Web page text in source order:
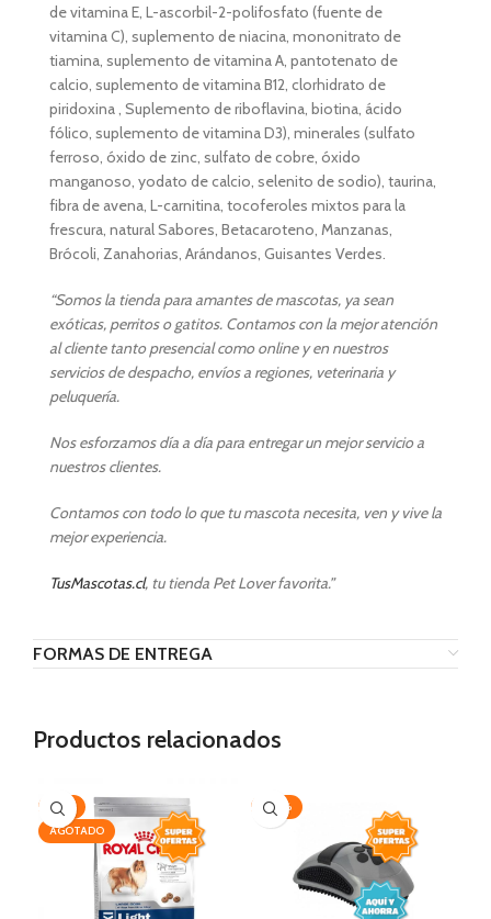
de vitamina E, L-ascorbil-2-polifosfato (fuente de
vitamina C), suplemento de niacina, mononitrato de
tiamina, suplemento de vitamina A, pantotenato de
calcio, suplemento de vitamina B12, clorhidrato de
piridoxina , Suplemento de riboflavina, biotina, ácido
fólico, suplemento de vitamina D3), minerales (sulfato
ferroso, óxido de zinc, sulfato de cobre, óxido
manganoso, yodato de calcio, selenito de sodio), taurina,
fibra de avena, L-carnitina, tocoferoles mixtos para la
frescura, natural Sabores, Betacaroteno, Manzanas,
Brócoli, Zanahorias, Arándanos, Guisantes Verdes.
“Somos la tienda para amantes de mascotas, ya sean
exóticas, perritos o gatitos. Contamos con la mejor atención
al cliente tanto presencial como online y en nuestros
servicios de despacho, envíos a regiones, veterinaria y
peluquería.
Nos esforzamos día a día para entregar un mejor servicio a
nuestros clientes.
Contamos con todo lo que tu mascota necesita, ven y vive la
mejor experiencia.
TusMascotas.cl, tu tienda Pet Lover favorita.”
FORMAS DE ENTREGA
Productos relacionados
-19%
AGOTADO
-30%